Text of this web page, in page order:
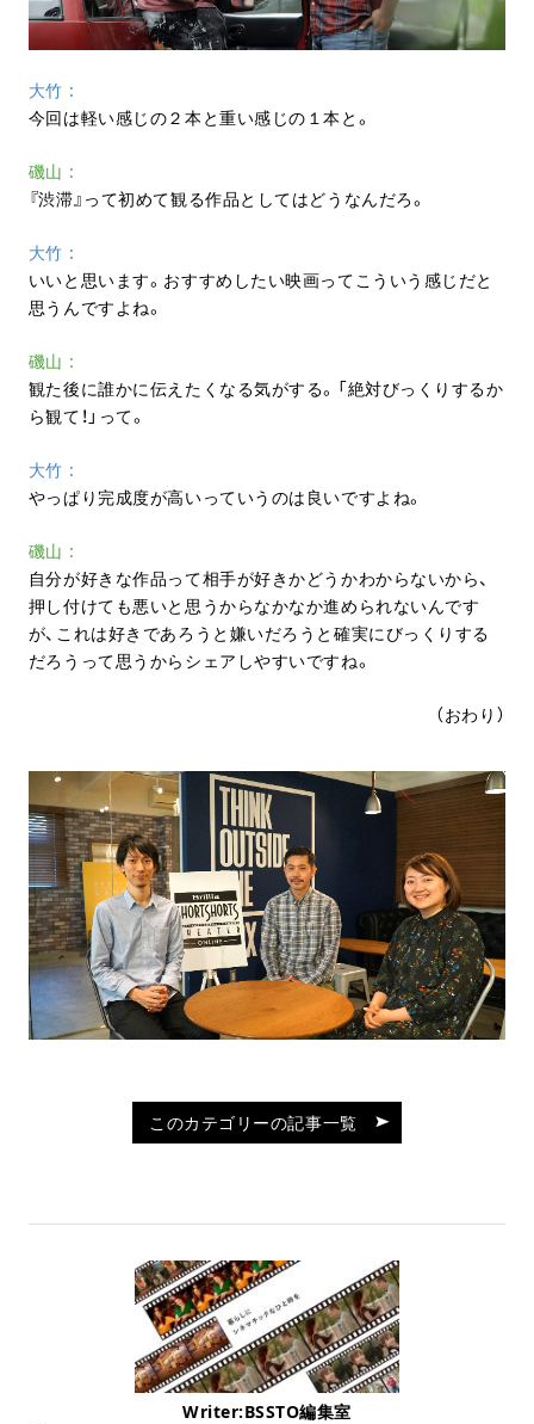
大竹
今回は軽い感じの２本と重い感じの１本と。
磯山
『渋滞』って初めて観る作品としてはどうなんだろ。
大竹
いいと思います。おすすめしたい映画ってこういう感じだと
思うんですよね。
磯山
観た後に誰かに伝えたくなる気がする。「絶対びっくりするか
ら観て！」って。
大竹
やっぱり完成度が高いっていうのは良いですよね。
磯山
自分が好きな作品って相手が好きかどうかわからないから、
押し付けても悪いと思うからなかなか進められないんです
が、これは好きであろうと嫌いだろうと確実にびっくりする
だろうって思うからシェアしやすいですね。
（おわり）
このカテゴリーの記事一覧
Writer:BSSTO編集室